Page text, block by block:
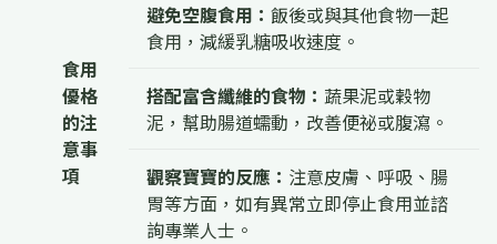
食用
優格
的注
意事
項
避免空腹食用： 飯後或與其他食物一起
食用，減緩乳糖吸收速度。
搭配富含纖維的食物： 蔬果泥或穀物
泥，幫助腸道蠕動，改善便祕或腹瀉。
觀察寶寶的反應： 注意皮膚、呼吸、腸
胃等方面，如有異常立即停止食用並諮
詢專業人士。